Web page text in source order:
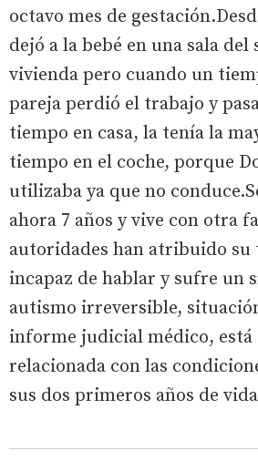
octavo mes de
dejó a la bebé en una sala del
vivienda pero cuando un
pareja perdió el trabajo y
tiempo en casa, la tenía la
tiempo en el coche, porque
utilizaba ya que no
ahora 7 años y vive con otra
autoridades han atribuido su
incapaz de hablar y sufre un
autismo irreversible,
informe judicial médico,
relacionada con las
sus dos primeros años de